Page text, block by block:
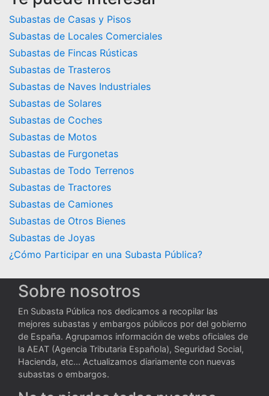
Subastas de Casas y Pisos
Subastas de Locales Comerciales
Subastas de Fincas Rústicas
Subastas de Trasteros
Subastas de Naves Industriales
Subastas de Solares
Subastas de Coches
Subastas de Motos
Subastas de Furgonetas
Subastas de Todo Terrenos
Subastas de Tractores
Subastas de Camiones
Subastas de Otros Bienes
Subastas de Joyas
¿Cómo Participar en una Subasta Pública?
Sobre nosotros
En Subasta Pública nos dedicamos a recopilar las
mejores subastas y embargos públicos por del gobierno
de España. Agrupamos información de webs oficiales de
la AEAT (Agencia Tributaria Española), Seguridad Social,
Hacienda, etc... Actualizamos diariamente con nuevas
subastas o embargos.